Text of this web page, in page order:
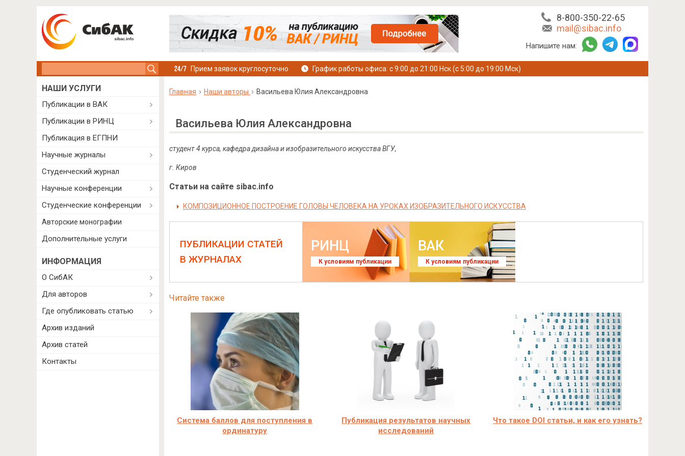
8-800-350-22-65
mail@sibac.info
Напишите нам:
Прием заявок круглосуточно График работы офиса: с 9:00 до 21:00 Нск (с 5:00 до 19:00 Мск)
Главная Наши авторы Васильева Юлия Александровна
Васильева Юлия Александровна
студент 4 курса, кафедра дизайна и изобразительного искусства ВГУ,
г. Киров
Статьи на сайте sibac.info
КОМПОЗИЦИОННОЕ ПОСТРОЕНИЕ ГОЛОВЫ ЧЕЛОВЕКА НА УРОКАХ ИЗОБРАЗИТЕЛЬНОГО ИСКУССТВА
ПУБЛИКАЦИИ СТАТЕЙ
В ЖУРНАЛАХ
РИНЦ
К условиям публикации
ВАК
К условиям публикации
Читайте также
Система баллов для поступления в
ординатуру
Публикация результатов научных
исследований
Что такое DOI статьи, и как его узнать?
НАШИ УСЛУГИ
Публикации в ВАК
Публикации в РИНЦ
Публикация в ЕГПНИ
Научные журналы
Студенческий журнал
Научные конференции
Студенческие конференции
Авторские монографии
Дополнительные услуги
ИНФОРМАЦИЯ
О СибАК
Для авторов
Где опубликовать статью
Архив изданий
Архив статей
Контакты